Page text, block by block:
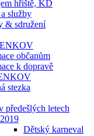
hřiště, KD
služby
& sdružení
občanům
k dopravě
stezka
předešlých letech
2019
Dětský karneval